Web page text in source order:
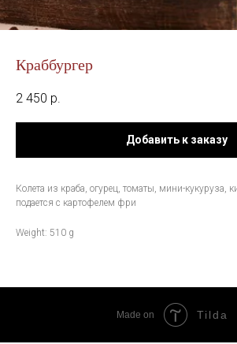
Краббургер
2 450 р.
Добавить к заказу
Колета из краба, огурец, томаты, мини-кукуруза,
подается с картофелем фри
Weight: 510 g
Made on Tilda